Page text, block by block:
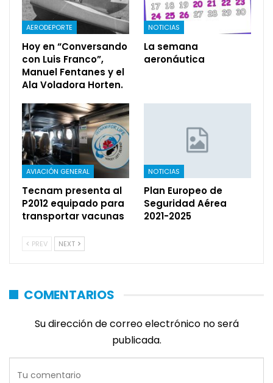
AERODEPORTE
Hoy en “Conversando
con Luis Franco”,
Manuel Fentanes y el
Ala Voladora Horten.
NOTICIAS
La semana
aeronáutica
AVIACIÓN GENERAL
Tecnam presenta al
P2012 equipado para
transportar vacunas
NOTICIAS
Plan Europeo de
Seguridad Aérea
2021-2025
PREV NEXT
COMENTARIOS
Su dirección de correo electrónico no será
publicada.